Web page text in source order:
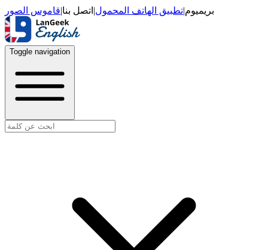
بريميوم|تطبيق الهاتف المحمول| اتصل بنا|قاموس الصور
Toggle navigation